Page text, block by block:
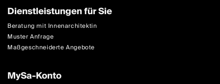
Dienstleistungen für Sie
Beratung mit Innenarchitektin
Muster Anfrage
Maßgeschneiderte Angebote
MySa-Konto